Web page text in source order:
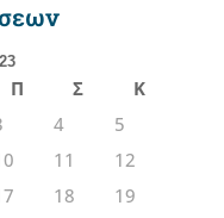
Π Σ
Κ
4
5
11
12
18
19